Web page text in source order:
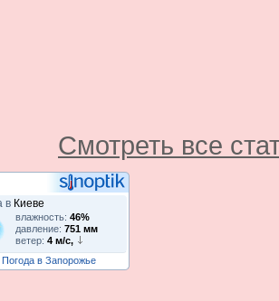
Смотреть все
в Киеве
влажность: 46%
давление: 751 мм
ветер: 4 м/с,
Погода в Запорожье